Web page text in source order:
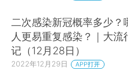
二次感染新冠概率多少？
人更易重复感染？｜大流
记（12月28日）
2022年12月29日 APP打开